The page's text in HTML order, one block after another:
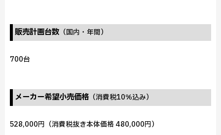
販売計画台数 （国内・年間）
700台
メーカー希望小売価格 （消費税10％込み）
528,000円（消費税抜き本体価格 480,000円）